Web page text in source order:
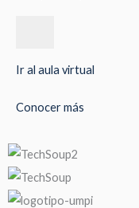
Ir al aula virtual
Conocer más